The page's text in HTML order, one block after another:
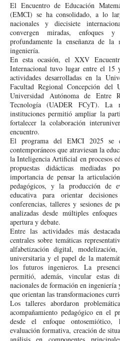
El Encuentro de Educación
(EMCI) se ha consolidado, a lo
nacionales y diecisiete
convergen miradas, enfoques y
profundamente la enseñanza de
ingeniería.
En esta ocasión, el XXV
Internacional tuvo lugar entre el 15
actividades desarrolladas en la
Facultad Regional Concepción
Universidad Autónoma de
Tecnología (UADER FCyT). La
instituciones permitió ampliar la
fortalecer la colaboración
encuentro.
El programa del EMCI 2025 se
contemporáneos que atraviesan la
la Inteligencia Artificial en procesos
propuestas didácticas mediadas
importancia de pensar la
pedagógicos, y la producción de
educativa para orientar
conferencias, talleres y sesiones de
analizadas desde múltiples
apertura y debate.
Entre las actividades más
centrales sobre temáticas
alfabetización digital,
universitaria y el papel de la
los futuros ingenieros. La
permitió, además, vincular estas
nacionales de formación en ingeniería
que orientan las transformaciones
Los talleres abordaron
acompañamiento pedagógico en el
desde el enfoque ontosemiótico,
evaluación formativa, creación de